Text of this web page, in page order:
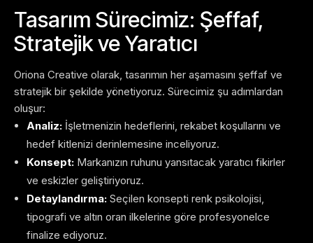
Tasarım Sürecimiz: Şeffaf,
Stratejik ve Yaratıcı
Oriona Creative olarak, tasarımın her aşamasını şeffaf ve
stratejik bir şekilde yönetiyoruz. Sürecimiz şu adımlardan
oluşur:
Analiz: İşletmenizin hedeflerini, rekabet koşullarını ve
hedef kitlenizi derinlemesine inceliyoruz.
Konsept: Markanızın ruhunu yansıtacak yaratıcı fikirler
ve eskizler geliştiriyoruz.
Detaylandırma: Seçilen konsepti renk psikolojisi,
tipografi ve altın oran ilkelerine göre profesyonelce
finalize ediyoruz.